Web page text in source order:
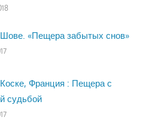
«Пещера забытых снов»
Франция : Пещера с
судьбой